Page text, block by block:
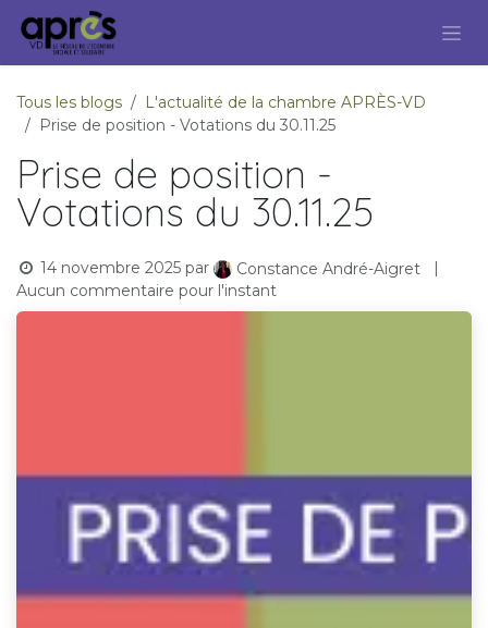
Se rendre au contenu
Tous les blogs
L'actualité de la chambre APRÈS-VD
Prise de position - Votations du 30.11.25
Prise de position -
Votations du 30.11.25
14 novembre 2025 par Constance André-Aigret
|
Aucun commentaire pour l'instant